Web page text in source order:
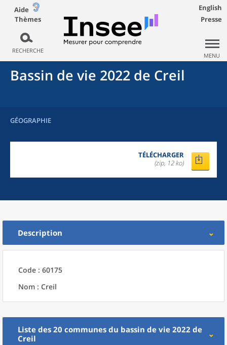
Aide
Thèmes
RECHERCHE
English
Presse
MENU
Bassin de vie 2022 de Creil
GÉOGRAPHIE
TÉLÉCHARGER
(zip, 12 ko)
Description
Code : 60175
Nom : Creil
Liste des 20 communes du bassin de vie 2022 de
Creil